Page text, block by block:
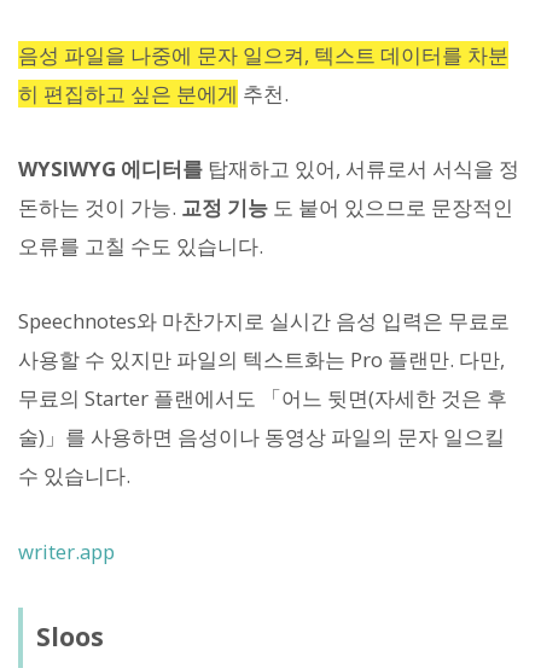
음성 파일을 나중에 문자 일으켜, 텍스트 데이터를 차분
히 편집하고 싶은 분에게 추천.
WYSIWYG 에디터를 탑재하고 있어, 서류로서 서식을 정
돈하는 것이 가능. 교정 기능 도 붙어 있으므로 문장적인
오류를 고칠 수도 있습니다.
Speechnotes와 마찬가지로 실시간 음성 입력은 무료로
사용할 수 있지만 파일의 텍스트화는 Pro 플랜만. 다만,
무료의 Starter 플랜에서도 「어느 뒷면(자세한 것은 후
술)」를 사용하면 음성이나 동영상 파일의 문자 일으킬
수 있습니다.
writer.app
Sloos